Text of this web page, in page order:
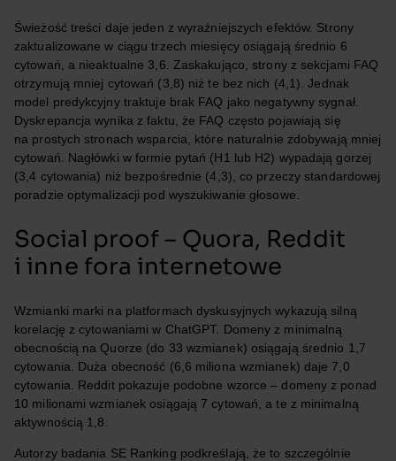
Świeżość treści daje jeden z wyraźniejszych efektów. Strony
zaktualizowane w ciągu trzech miesięcy osiągają średnio 6
cytowań, a nieaktualne 3,6. Zaskakująco, strony z sekcjami FAQ
otrzymują mniej cytowań (3,8) niż te bez nich (4,1). Jednak
model predykcyjny traktuje brak FAQ jako negatywny sygnał.
Dyskrepancja wynika z faktu, że FAQ często pojawiają się
na prostych stronach wsparcia, które naturalnie zdobywają mniej
cytowań. Nagłówki w formie pytań (H1 lub H2) wypadają gorzej
(3,4 cytowania) niż bezpośrednie (4,3), co przeczy standardowej
poradzie optymalizacji pod wyszukiwanie głosowe.
Social proof – Quora, Reddit
i inne fora internetowe
Wzmianki marki na platformach dyskusyjnych wykazują silną
korelację z cytowaniami w ChatGPT. Domeny z minimalną
obecnością na Quorze (do 33 wzmianek) osiągają średnio 1,7
cytowania. Duża obecność (6,6 miliona wzmianek) daje 7,0
cytowania. Reddit pokazuje podobne wzorce – domeny z ponad
10 milionami wzmianek osiągają 7 cytowań, a te z minimalną
aktywnością 1,8.
Autorzy badania SE Ranking podkreślają, że to szczególnie